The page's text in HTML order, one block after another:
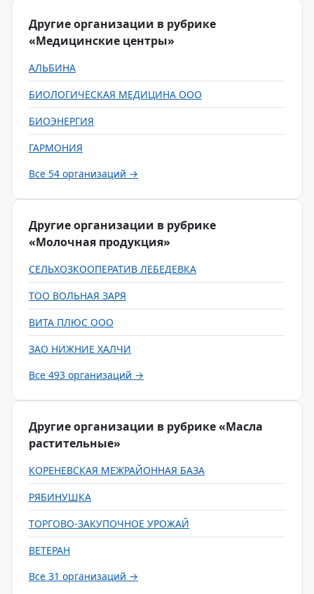
Другие организации в рубрике
«Медицинские центры»
АЛЬБИНА
БИОЛОГИЧЕСКАЯ МЕДИЦИНА ООО
БИОЭНЕРГИЯ
ГАРМОНИЯ
Все 54 организаций →
Другие организации в рубрике
«Молочная продукция»
СЕЛЬХОЗКООПЕРАТИВ ЛЕБЕДЕВКА
ТОО ВОЛЬНАЯ ЗАРЯ
ВИТА ПЛЮС ООО
ЗАО НИЖНИЕ ХАЛЧИ
Все 493 организаций →
Другие организации в рубрике «Масла
растительные»
КОРЕНЕВСКАЯ МЕЖРАЙОННАЯ БАЗА
РЯБИНУШКА
ТОРГОВО-ЗАКУПОЧНОЕ УРОЖАЙ
ВЕТЕРАН
Все 31 организаций →